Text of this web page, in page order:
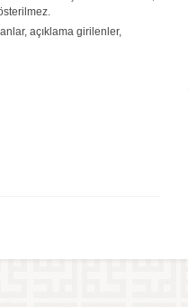
açıklama girilenler,